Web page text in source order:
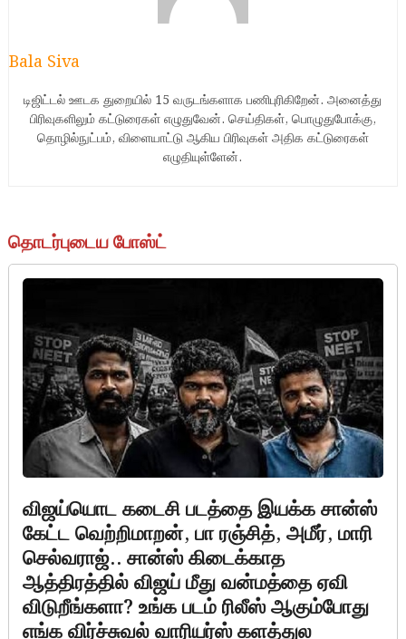
Bala Siva
டிஜிட்டல் ஊடக துறையில் 15 வருடங்களாக பணிபுரிகிறேன். அனைத்து
பிரிவுகளிலும் கட்டுரைகள் எழுதுவேன். செய்திகள், பொழுதுபோக்கு,
தொழில்நுட்பம், விளையாட்டு ஆகிய பிரிவுகள் அதிக கட்டுரைகள்
எழுதியுள்ளேன்.
தொடர்புடைய போஸ்ட்
விஜய்யொட கடைசி படத்தை இயக்க சான்ஸ்
கேட்ட வெற்றிமாறன், பா ரஞ்சித், அமீர், மாரி
செல்வராஜ்.. சான்ஸ் கிடைக்காத
ஆத்திரத்தில் விஜய் மீது வன்மத்தை ஏவி
விடுறீங்களா? உங்க படம் ரிலீஸ் ஆகும்போது
எங்க விர்ச்சுவல் வாரியர்ஸ் களத்துல